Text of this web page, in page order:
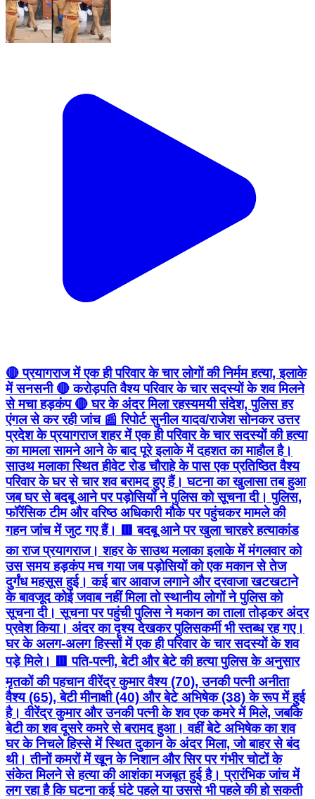
🔴 प्रयागराज में एक ही परिवार के चार लोगों की निर्मम हत्या, इलाके
में सनसनी 🔴 करोड़पति वैश्य परिवार के चार सदस्यों के शव मिलने
से मचा हड़कंप 🔴 घर के अंदर मिला रहस्यमयी संदेश, पुलिस हर
एंगल से कर रही जांच 📰 रिपोर्ट सुनील यादव/राजेश सोनकर उत्तर
प्रदेश के प्रयागराज शहर में एक ही परिवार के चार सदस्यों की हत्या
का मामला सामने आने के बाद पूरे इलाके में दहशत का माहौल है।
साउथ मलाका स्थित हीवेट रोड चौराहे के पास एक प्रतिष्ठित वैश्य
परिवार के घर से चार शव बरामद हुए हैं। घटना का खुलासा तब हुआ
जब घर से बदबू आने पर पड़ोसियों ने पुलिस को सूचना दी। पुलिस,
फॉरेंसिक टीम और वरिष्ठ अधिकारी मौके पर पहुंचकर मामले की
गहन जांच में जुट गए हैं। 🟥 बदबू आने पर खुला चारहरे हत्याकांड
का राज प्रयागराज। शहर के साउथ मलाका इलाके में मंगलवार को
उस समय हड़कंप मच गया जब पड़ोसियों को एक मकान से तेज
दुर्गंध महसूस हुई। कई बार आवाज लगाने और दरवाजा खटखटाने
के बावजूद कोई जवाब नहीं मिला तो स्थानीय लोगों ने पुलिस को
सूचना दी। सूचना पर पहुंची पुलिस ने मकान का ताला तोड़कर अंदर
प्रवेश किया। अंदर का दृश्य देखकर पुलिसकर्मी भी स्तब्ध रह गए।
घर के अलग-अलग हिस्सों में एक ही परिवार के चार सदस्यों के शव
पड़े मिले। 🟥 पति-पत्नी, बेटी और बेटे की हत्या पुलिस के अनुसार
मृतकों की पहचान वीरेंद्र कुमार वैश्य (70), उनकी पत्नी अनीता
वैश्य (65), बेटी मीनाक्षी (40) और बेटे अभिषेक (38) के रूप में हुई
है। वीरेंद्र कुमार और उनकी पत्नी के शव एक कमरे में मिले, जबकि
बेटी का शव दूसरे कमरे से बरामद हुआ। वहीं बेटे अभिषेक का शव
घर के निचले हिस्से में स्थित दुकान के अंदर मिला, जो बाहर से बंद
थी। तीनों कमरों में खून के निशान और सिर पर गंभीर चोटों के
संकेत मिलने से हत्या की आशंका मजबूत हुई है। प्रारंभिक जांच में
लग रहा है कि घटना कई घंटे पहले या उससे भी पहले की हो सकती